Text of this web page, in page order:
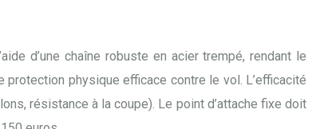
d’une chaîne robuste en acier trempé, rendant le
physique efficace contre le vol. L’efficacité
résistance à la coupe). Le point d’attache fixe doit